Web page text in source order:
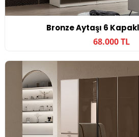
Bronze Aytaşı 6
68.000 TL